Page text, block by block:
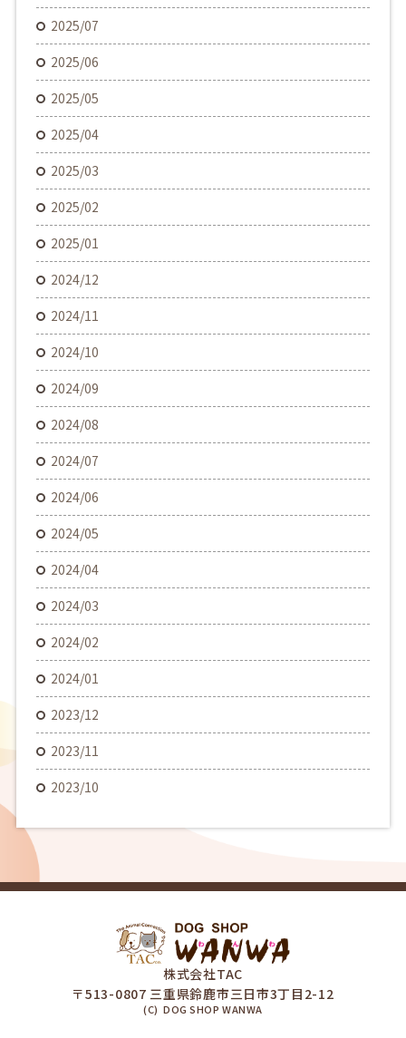
2025/07
2025/06
2025/05
2025/04
2025/03
2025/02
2025/01
2024/12
2024/11
2024/10
2024/09
2024/08
2024/07
2024/06
2024/05
2024/04
2024/03
2024/02
2024/01
2023/12
2023/11
2023/10
株式会社TAC
〒513-0807 三重県鈴鹿市三日市3丁目2-12
(C) DOG SHOP WANWA